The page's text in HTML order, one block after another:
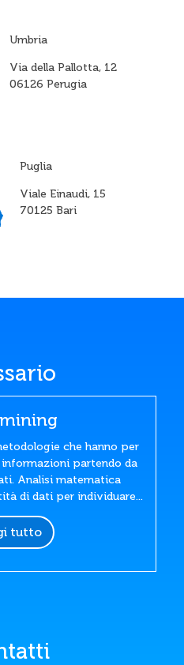
Umbria
Via della Pallotta, 12
06126 Perugia
Puglia
Viale Einaudi, 15
70125 Bari
che hanno per
partendo da
Analisi matematica
di dati per individuare...
tutto